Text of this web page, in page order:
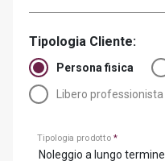
Tipologia Cliente:
Persona fisica
Libero professionista
Tipologia prodotto*
Noleggio a lungo termine